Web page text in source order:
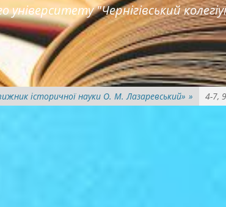
університету "Чернігівський
історичної науки О. М. Лазаревський» » 4-7, 9